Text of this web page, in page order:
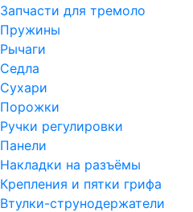
Запчасти для тремоло
Пружины
Рычаги
Седла
Сухари
Порожки
Ручки регулировки
Панели
Накладки на разъёмы
Крепления и пятки грифа
Втулки-струнодержатели